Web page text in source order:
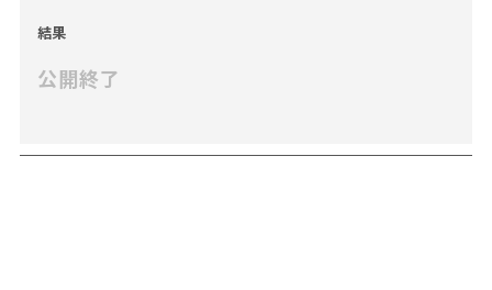
結果
公開終了